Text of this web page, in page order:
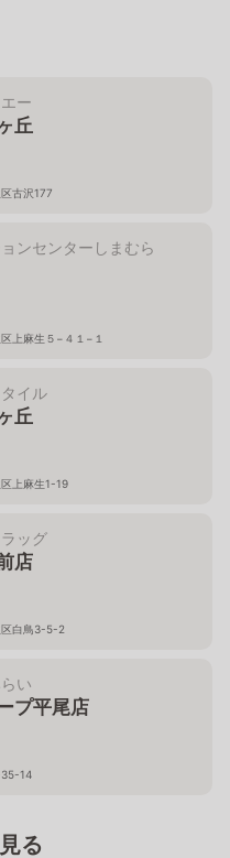
ー
丘
古沢177
ンセンターしまむら
上麻生５−４１−１
イル
丘
上麻生1-19
ッグ
店
区白鳥3-5-2
い
プ平尾店
35-14
る